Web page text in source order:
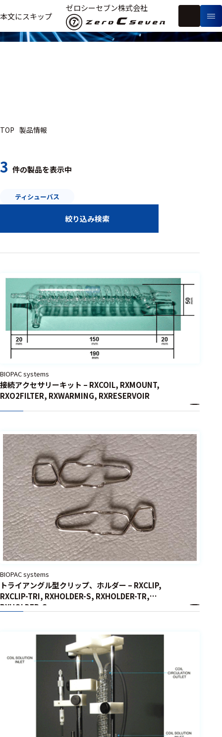
本文にスキップ
ゼロシーセブン株式会社
製
生
体
信
ー
フ
リ
ー
ワ
研究用
動物
教育用
ウェア
アクセ
消耗品
ワイヤレス・無
線対応
MRI対応
システム・周辺
構成
周辺機器
基幹シス
テム
通信・接続関連
刺激装置
レシーバ
トリガー
アダプタ
コネクタ
インター
フェース
テレメー
スイッチ
製品情報
TOP 製品情報
3 件の製品を表示中
ティシューバス
絞り込み検索
BIOPAC systems
接続アクセサリーキット – RXCOIL, RXMOUNT,
RXO2FILTER, RXWARMING, RXRESERVOIR
BIOPAC systems
トライアングル型クリップ、ホルダー – RXCLIP,
RXCLIP-TRI, RXHOLDER-S, RXHOLDER-TR,
RXHOLDER-G